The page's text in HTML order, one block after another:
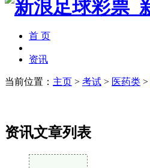
首 页
资讯
当前位置： 主页 > 考试 > 医药类 >
资讯文章列表